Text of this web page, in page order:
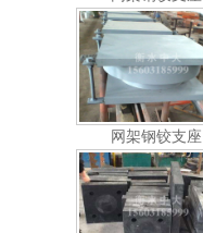
网架钢铰支座
网架橡胶支座